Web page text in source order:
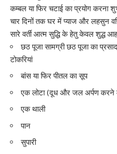
कम्बल या फिर चटाई का प्रयोग करना
चार दिनों तक घर में प्याज और लहसुन
सारे वर्ती आत्म सुद्धि के हेतु केवल शुद्ध
छठ पूजा सामग्री छठ पूजा का
टोकरियां
बांस या फिर पीतल का सूप
एक लोटा (दूध और जल अर्पण करने
एक थाली
पान
सुपारी